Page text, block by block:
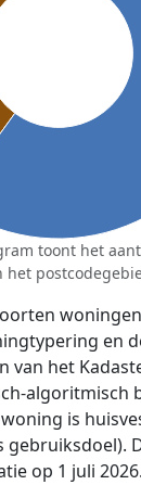
toont het
en
van het
algoritmisch
is
op 1 juli 2026.